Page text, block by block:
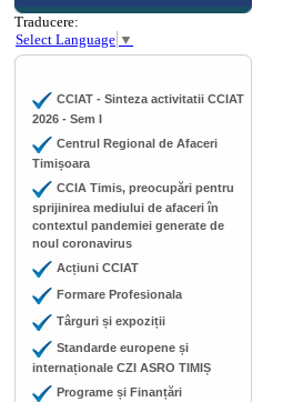
Traducere:
Select Language ▼
CCIAT - Sinteza activitatii CCIAT
2026 - Sem I
Centrul Regional de Afaceri
Timișoara
CCIA Timis, preocupări pentru
sprijinirea mediului de afaceri în
contextul pandemiei generate de
noul coronavirus
Acțiuni CCIAT
Formare Profesionala
Târguri și expoziții
Standarde europene și
internaționale CZI ASRO TIMIȘ
Programe și Finanțări